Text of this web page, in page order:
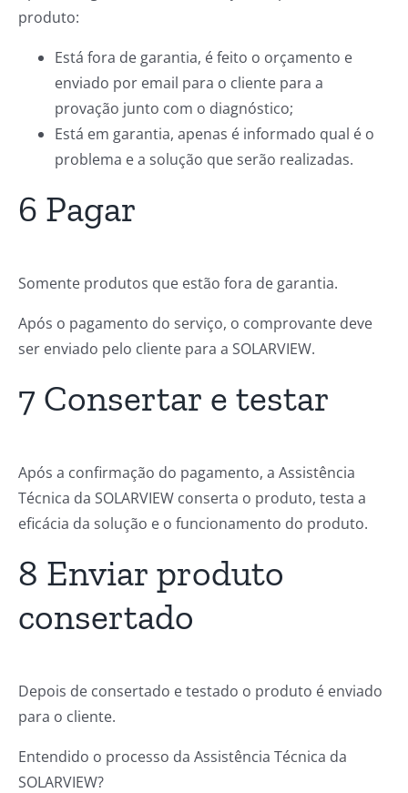
produto:
Está fora de garantia, é feito o orçamento e
enviado por email para o cliente para a
provação junto com o diagnóstico;
Está em garantia, apenas é informado qual é o
problema e a solução que serão realizadas.
6 Pagar
Somente produtos que estão fora de garantia.
Após o pagamento do serviço, o comprovante deve
ser enviado pelo cliente para a SOLARVIEW.
7 Consertar e testar
Após a confirmação do pagamento, a Assistência
Técnica da SOLARVIEW conserta o produto, testa a
eficácia da solução e o funcionamento do produto.
8 Enviar produto
consertado
Depois de consertado e testado o produto é enviado
para o cliente.
Entendido o processo da Assistência Técnica da
SOLARVIEW?